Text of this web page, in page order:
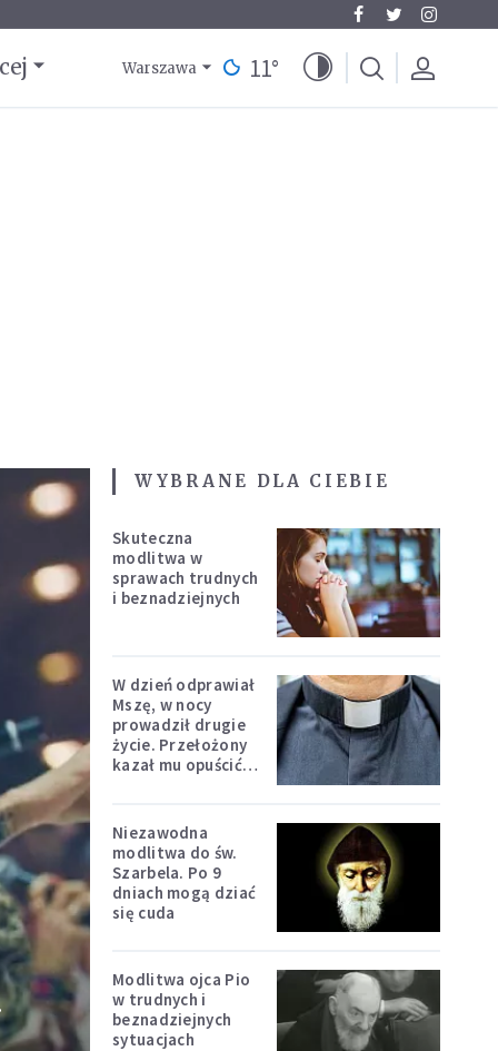
Warszawa 11°
WYBRANE DLA CIEBIE
Skuteczna
modlitwa w
sprawach trudnych
i beznadziejnych
W dzień odprawiał
Mszę, w nocy
prowadził drugie
życie. Przełożony
kazał mu opuścić
Niezawodna
modlitwa do św.
Szarbela. Po 9
dniach mogą dziać
się cuda
Modlitwa ojca Pio
w trudnych i
beznadziejnych
sytuacjach